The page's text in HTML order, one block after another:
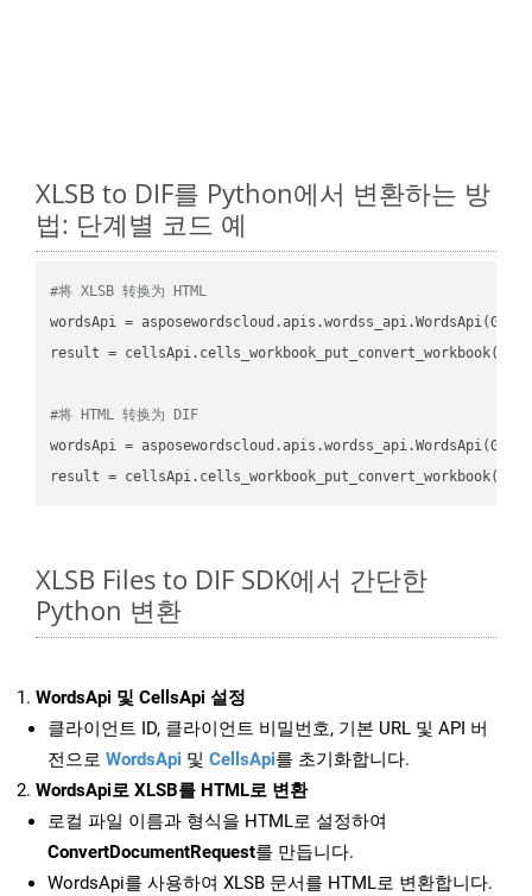
XLSB to DIF를 Python에서 변환하는 방
법: 단계별 코드 예
#将 XLSB 转换为 HTML
wordsApi =
result =
#将 HTML 转换为 DIF
wordsApi =
result =
XLSB Files to DIF SDK에서 간단한
Python 변환
WordsApi 및 CellsApi 설정
클라이언트 ID, 클라이언트 비밀번호, 기본 URL 및 API 버
전으로 WordsApi 및 CellsApi를 초기화합니다.
WordsApi로 XLSB를 HTML로 변환
로컬 파일 이름과 형식을 HTML로 설정하여
ConvertDocumentRequest를 만듭니다.
WordsApi를 사용하여 XLSB 문서를 HTML로 변환합니다.